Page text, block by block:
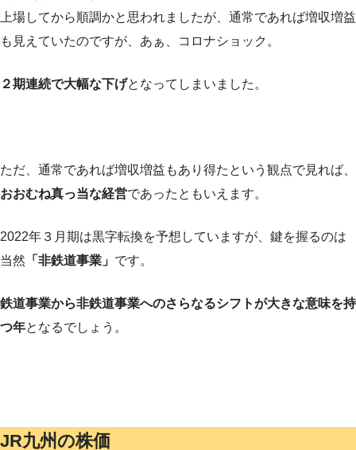
上場してから順調かと思われましたが、通常であれば増収増益
も見えていたのですが、あぁ、コロナショック。
２期連続で大幅な下げとなってしまいました。
ただ、通常であれば増収増益もあり得たという観点で見れば、
おおむね真っ当な経営であったともいえます。
2022年３月期は黒字転換を予想していますが、鍵を握るのは
当然 「非鉄道事業」 です。
鉄道事業から非鉄道事業へのさらなるシフトが大きな意味を持
つ年となるでしょう。
JR九州の株価